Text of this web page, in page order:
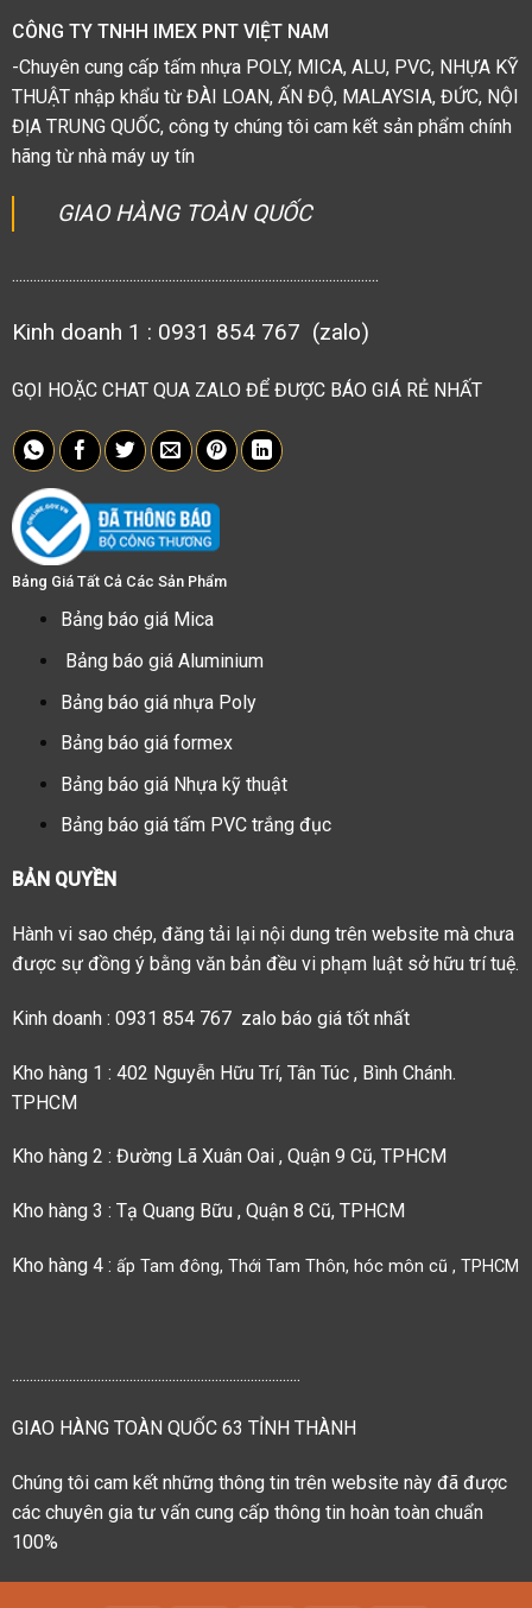
CÔNG TY TNHH IMEX PNT VIỆT NAM
-Chuyên cung cấp tấm nhựa POLY, MICA, ALU, PVC, NHỰA KỸ
THUẬT nhập khẩu từ ĐÀI LOAN, ẤN ĐỘ, MALAYSIA, ĐỨC, NỘI
ĐỊA TRUNG QUỐC, công ty chúng tôi cam kết sản phẩm chính
hãng từ nhà máy uy tín
GIAO HÀNG TOÀN QUỐC
.......................................................................................................
Kinh doanh 1 : 0931 854 767 (zalo)
GỌI HOẶC CHAT QUA ZALO ĐỂ ĐƯỢC BÁO GIÁ RẺ NHẤT
Bảng Giá Tất Cả Các Sản Phẩm
Bảng báo giá Mica
Bảng báo giá Aluminium
Bảng báo giá nhựa Poly
Bảng báo giá formex
Bảng báo giá Nhựa kỹ thuật
Bảng báo giá tấm PVC trắng đục
BẢN QUYỀN
Hành vi sao chép, đăng tải lại nội dung trên website mà chưa
được sự đồng ý bằng văn bản đều vi phạm luật sở hữu trí tuệ.
Kinh doanh : 0931 854 767 zalo báo giá tốt nhất
Kho hàng 1 : 402 Nguyễn Hữu Trí, Tân Túc , Bình Chánh.
TPHCM
Kho hàng 2 : Đường Lã Xuân Oai , Quận 9 Cũ, TPHCM
Kho hàng 3 : Tạ Quang Bữu , Quận 8 Cũ, TPHCM
Kho hàng 4 : ấp Tam đông, Thới Tam Thôn, hóc môn cũ , TPHCM
.................................................................................
GIAO HÀNG TOÀN QUỐC 63 TỈNH THÀNH
Chúng tôi cam kết những thông tin trên website này đã được
các chuyên gia tư vấn cung cấp thông tin hoàn toàn chuẩn
100%